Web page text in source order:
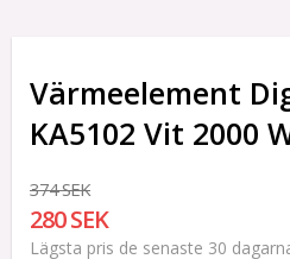
Värmeelement
KA5102 Vit 2000
374 SEK
280 SEK
Lägsta pris de senaste 30